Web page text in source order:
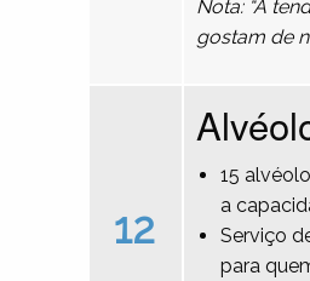
Nota: “A
gostam de
12
15
a
Serviço
para